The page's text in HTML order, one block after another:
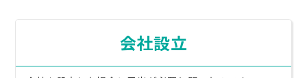
会社設立